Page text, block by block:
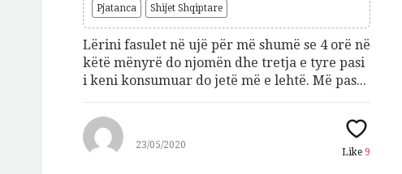
Pjatanca Shijet Shqiptare
Lërini fasulet në ujë për më shumë se 4 orë në
këtë mënyrë do njomën dhe tretja e tyre pasi
i keni konsumuar do jetë më e lehtë. Më pas...
23/05/2020
Like 9